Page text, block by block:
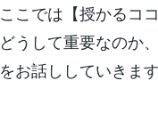
ここでは【授かるコ
どうして重要なのか
をお話ししていきま